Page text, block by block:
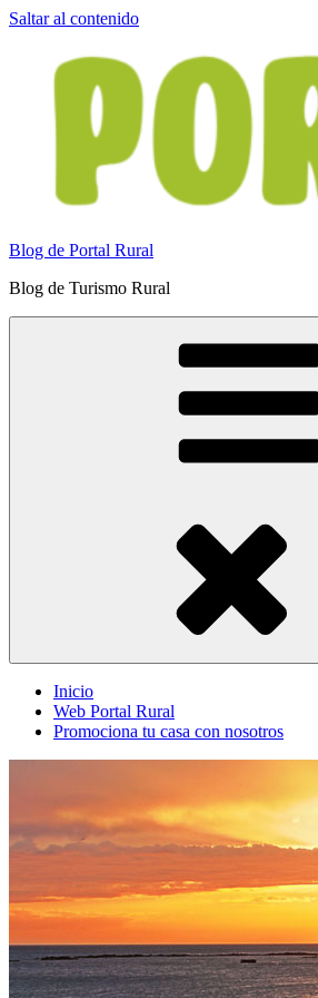
Saltar al contenido
Blog de Portal Rural
Blog de Turismo Rural
Inicio
Web Portal Rural
Promociona tu casa con nosotros